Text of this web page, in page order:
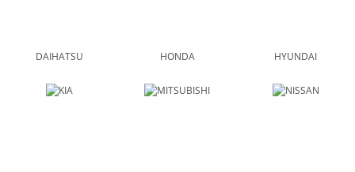
DAIHATSU HONDA HYUNDAI